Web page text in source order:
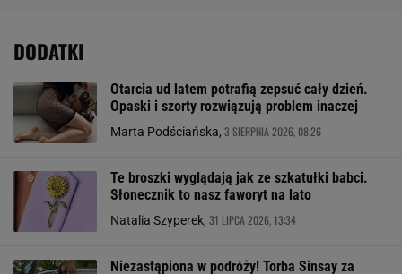
DODATKI
Otarcia ud latem potrafią zepsuć cały dzień.
Opaski i szorty rozwiązują problem inaczej
Marta Podściańska, 3 SIERPNIA 2026, 08:26
Te broszki wyglądają jak ze szkatułki babci.
Słonecznik to nasz faworyt na lato
Natalia Szyperek, 31 LIPCA 2026, 13:34
Niezastąpiona w podróży! Torba Sinsay za